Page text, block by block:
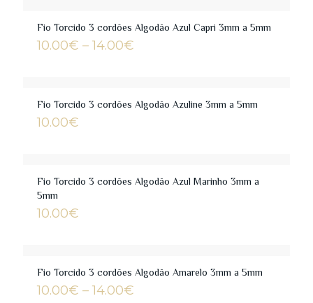
14.00€
Fio Torcido 3 cordões Algodão Azul Capri 3mm a 5mm
10.00€ – 14.00€
14.00€
Fio Torcido 3 cordões Algodão Azuline 3mm a 5mm
10.00€
Fio Torcido 3 cordões Algodão Azul Marinho 3mm a
5mm
10.00€
Fio Torcido 3 cordões Algodão Amarelo 3mm a 5mm
10.00€ – 14.00€